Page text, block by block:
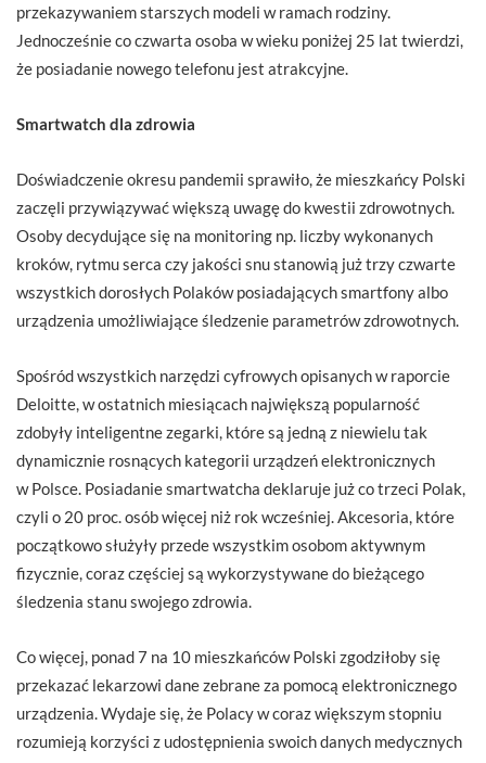
przekazywaniem starszych modeli w ramach rodziny.
Jednocześnie co czwarta osoba w wieku poniżej 25 lat twierdzi,
że posiadanie nowego telefonu jest atrakcyjne.
Smartwatch dla zdrowia
Doświadczenie okresu pandemii sprawiło, że mieszkańcy Polski
zaczęli przywiązywać większą uwagę do kwestii zdrowotnych.
Osoby decydujące się na monitoring np. liczby wykonanych
kroków, rytmu serca czy jakości snu stanowią już trzy czwarte
wszystkich dorosłych Polaków posiadających smartfony albo
urządzenia umożliwiające śledzenie parametrów zdrowotnych.
Spośród wszystkich narzędzi cyfrowych opisanych w raporcie
Deloitte, w ostatnich miesiącach największą popularność
zdobyły inteligentne zegarki, które są jedną z niewielu tak
dynamicznie rosnących kategorii urządzeń elektronicznych
w Polsce. Posiadanie smartwatcha deklaruje już co trzeci Polak,
czyli o 20 proc. osób więcej niż rok wcześniej. Akcesoria, które
początkowo służyły przede wszystkim osobom aktywnym
fizycznie, coraz częściej są wykorzystywane do bieżącego
śledzenia stanu swojego zdrowia.
Co więcej, ponad 7 na 10 mieszkańców Polski zgodziłoby się
przekazać lekarzowi dane zebrane za pomocą elektronicznego
urządzenia. Wydaje się, że Polacy w coraz większym stopniu
rozumieją korzyści z udostępnienia swoich danych medycznych